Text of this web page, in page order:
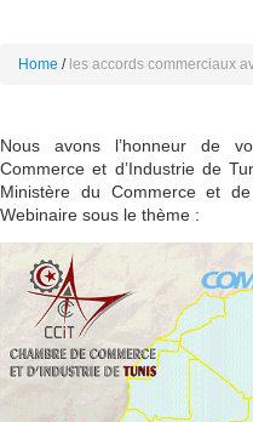
Home les accords commerciaux
Nous avons l’honneur de
Commerce et d’Industrie de
Ministère du Commerce et
Webinaire sous le thème :